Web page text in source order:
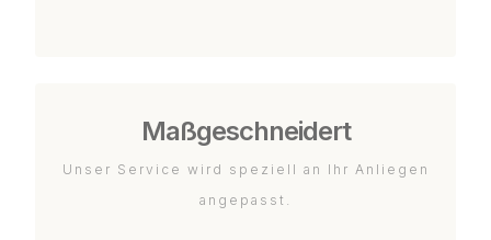
Maßgeschneidert
Unser Service wird speziell an Ihr Anliegen
angepasst.